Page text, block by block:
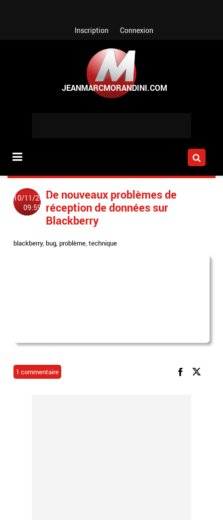
Inscription Connexion
10/11/2011
09:59
De nouveaux problèmes de
réception de données sur
Blackberry
blackberry,bug,problème,technique
1 commentaire